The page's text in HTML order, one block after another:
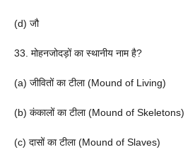
(d) जौ
33. मोहनजोदड़ों का स्थानीय नाम है?
(a) जीवितों का टीला (Mound of Living)
(b) कंकालों का टीला (Mound of Skeletons)
(c) दासों का टीला (Mound of Slaves)